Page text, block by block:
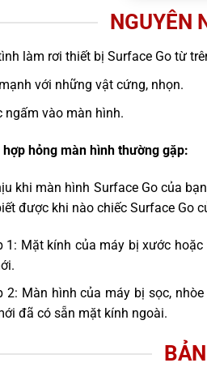
NGUYÊN
làm rơi thiết bị Surface Go từ
với những vật cứng, nhọn.
ngấm vào màn hình.
hỏng màn hình thường gặp:
khi màn hình Surface Go của
được khi nào chiếc Surface Go
1: Mặt kính của máy bị xước
2: Màn hình của máy bị sọc,
đã có sẵn mặt kính ngoài.